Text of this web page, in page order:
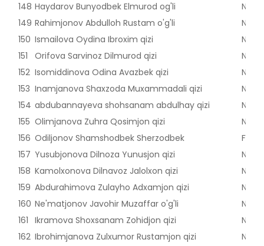
148 Haydarov Bunyodbek Elmurod og'li
149 Rahimjonov Abdulloh Rustam o'g'li
150 Ismailova Oydina Ibroxim qizi
151
Orifova Sarvinoz Dilmurod qizi
152 Isomiddinova Odina Avazbek qizi
153 Inamjanova Shaxzoda Muxammadali qizi
154 abdubannayeva shohsanam abdulhay qizi
155 Olimjanova Zuhra Qosimjon qizi
156 Odiljonov Shamshodbek Sherzodbek
157 Yusubjonova Dilnoza Yunusjon qizi
158 Kamolxonova Dilnavoz Jalolxon qizi
159 Abdurahimova Zulayho Adxamjon qizi
160 Ne'matjonov Javohir Muzaffar o'g'li
161 Ikramova Shoxsanam Zohidjon qizi
162 Ibrohimjanova Zulxumor Rustamjon qizi